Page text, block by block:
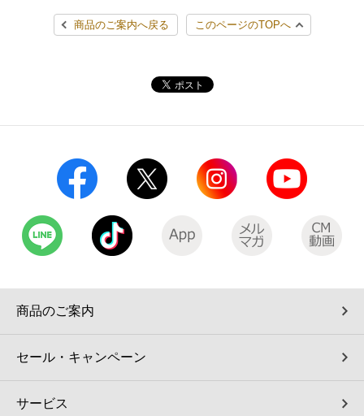
行政サービス
モバイルバッテリーシェアリング（店舗限定）
モバイルWi-Fiバッテリーシェアリング（店舗限定）
データで見るセブン‐イレブン
報告書ライブラリー
ภาษาไทย(บริการ)商品のご案内へ戻る このページのTOPへ
商品のご案内
セール・キャンペーン
サービス